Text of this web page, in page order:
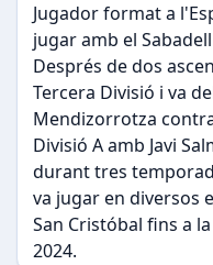
Jugador format a
jugar amb el
Després de dos
Tercera Divisió i va
Mendizorrotza
Divisió A amb Javi
durant tres
va jugar en diversos
San Cristóbal fins a
2024.